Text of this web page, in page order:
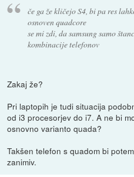
če ga že kličejo S4, bi pa res
osnoven quadcore
se mi zdi, da samsung samo
kombinacije telefonov
Zakaj že?
Pri laptopih je tudi situacija
od i3 procesorjev do i7. A ne bi
osnovno varianto quada?
Takšen telefon s quadom bi
zanimiv.